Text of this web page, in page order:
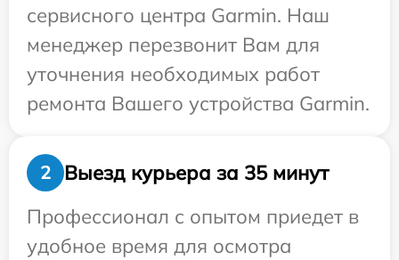
сервисного центра Garmin. Наш
менеджер перезвонит Вам для
уточнения необходимых работ
ремонта Вашего устройства Garmin.
2
Выезд курьера за 35 минут
Профессионал с опытом приедет в
удобное время для осмотра